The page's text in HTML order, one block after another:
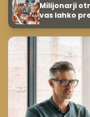
Milijonarji
vas lahko